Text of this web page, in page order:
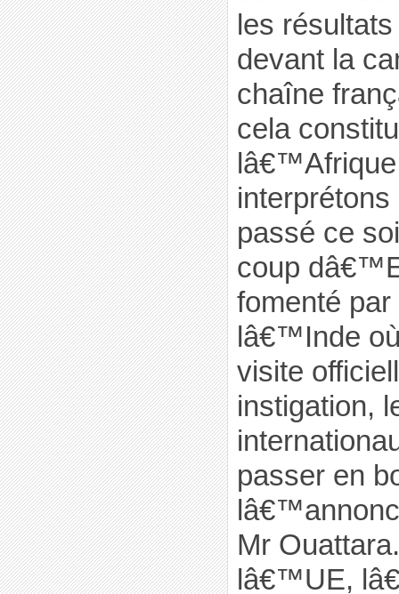
les
devant la
chaîne
cela
passé ce
coup
fomenté
lâ€™Inde
visite
instigation,
passer en
Mr
lâ€™UE,